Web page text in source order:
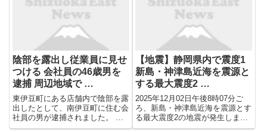
の書道家浅川さん個展 （16分
前） カレー作りや火...
新宿区、代表取締役：松山知樹、
以下：温故知新）が運営するホ...
陰部を露出し従業員に見せ
つける 会社員の46歳男を
逮捕 周辺地域で …
東伊豆町にある店舗内で陰部を露
出したとして、南伊豆町に住む会
社員の男が逮捕されました。 公
然わいせつ容疑で逮捕されたのは
【地震】静岡県内で震度1
新島・神津島近海を震源と
する最大震度2 …
2025年12月02日午後8時07分ご
ろ、新島・神津島近海を震源とす
る最大震度2の地震が発生しまし
た。 静岡県内では震度1の揺れが